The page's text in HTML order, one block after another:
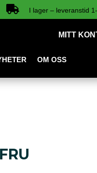
 I lager – leveranstid
MITT
OM OSS